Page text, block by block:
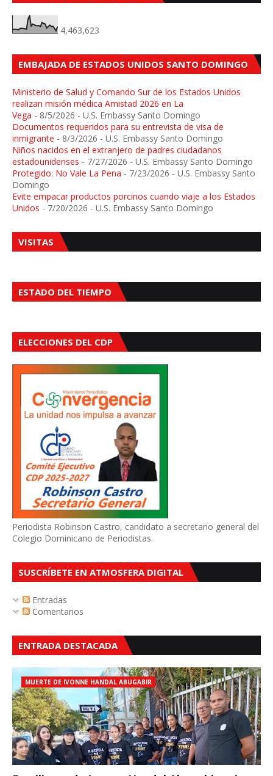
4,463,623
EMBAJADA DE ESTADOS UNIDOS SANTO DOMINGO
Ministerio de Salud y Comando Sur de los Estados Unidos
realizan misión médica Amistad 2026 en La
Vega - 8/5/2026 - U.S. Embassy Santo Domingo
Documentos requeridos para su entrevista de visa de
inmigrante - 8/3/2026 - U.S. Embassy Santo Domingo
Niños nacidos en el extranjero de padres ciudadanos
estadounidenses - 7/27/2026 - U.S. Embassy Santo Domingo
Protegido: No Vale La Pena - 7/23/2026 - U.S. Embassy Santo
Domingo
Evite empacar productos porcinos cuando viaje a los Estados
Unidos - 7/20/2026 - U.S. Embassy Santo Domingo
VISITAS
ESTADO DEL TIEMPO
ELECCIONES DEL CDP
Periodista Robinson Castro, candidato a secretario general del
Colegio Dominicano de Periodistas.
SUSCRÍBETE EN ATMOSFERA DIGITAL
Entradas
Comentarios
ENTRADA DESTACADA
MUERTE DE IVONNE HANDAL ABUGABIR